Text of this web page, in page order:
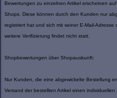
Bewertungen zu einzelnen Artikel erscheinen
Shops. Diese können durch den Kunden nur
registriert hat und sich mit seiner E-Mail-
weitere Verifizierung findet nicht statt.
Shopbewertungen über Shopauskunft:
Nur Kunden, die eine abgewickelte Bestellung
Versand der bestellten Artikel einen